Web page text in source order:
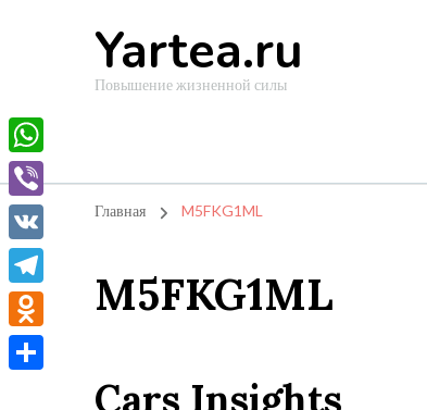
Yartea.ru
Повышение жизненной силы
Главная M5FKG1ML
M5FKG1ML
Cars Insights
WhatsApp
Viber
VK
Telegram
Odnoklassniki
Отправить